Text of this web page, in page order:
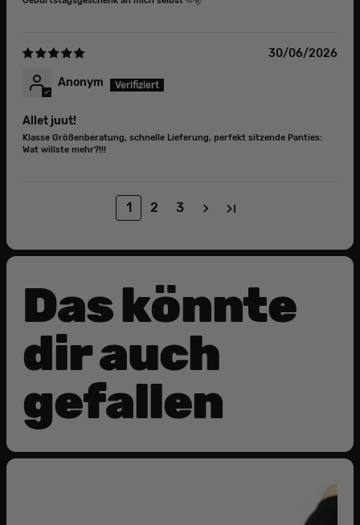
30/06/2026
Anonym
Allet juut!
Klasse Größenberatung, schnelle Lieferung, perfekt sitzende Panties:
Wat willste mehr?!!!
1 2 3
Das könnte
dir auch
gefallen